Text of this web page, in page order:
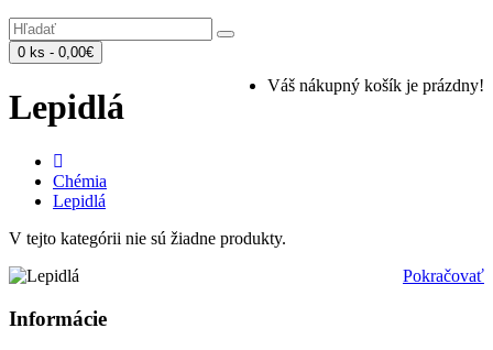
0 ks - 0,00€
Váš nákupný košík je prázdny!
Lepidlá
Chémia
Lepidlá
V tejto kategórii nie sú žiadne produkty.
Pokračovať
Informácie